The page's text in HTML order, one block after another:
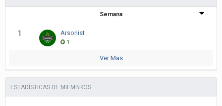
Semana
1 Arsonist
1
Ver Mas
ESTADÍSTICAS DE MIEMBROS